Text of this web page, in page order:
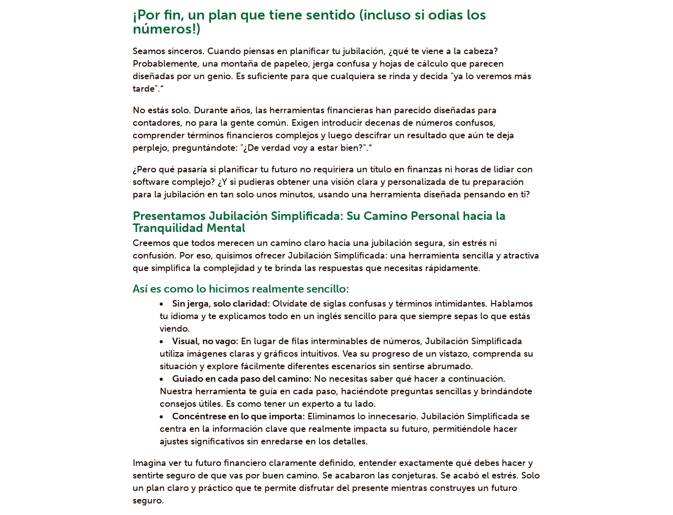
¡Por fin, un plan que tiene sentido (incluso si odias los
números!)
Seamos sinceros. Cuando piensas en planificar tu jubilación, ¿qué te viene a la cabeza?
Probablemente, una montaña de papeleo, jerga confusa y hojas de cálculo que parecen
diseñadas por un genio. Es suficiente para que cualquiera se rinda y decida "ya lo veremos más
tarde".“
No estás solo. Durante años, las herramientas financieras han parecido diseñadas para
contadores, no para la gente común. Exigen introducir decenas de números confusos,
comprender términos financieros complejos y luego descifrar un resultado que aún te deja
perplejo, preguntándote: "¿De verdad voy a estar bien?".“
¿Pero qué pasaría si planificar tu futuro no requiriera un título en finanzas ni horas de lidiar con
software complejo? ¿Y si pudieras obtener una visión clara y personalizada de tu preparación
para la jubilación en tan solo unos minutos, usando una herramienta diseñada pensando en ti?
Presentamos Jubilación Simplificada: Su Camino Personal hacia la
Tranquilidad Mental
Creemos que todos merecen un camino claro hacia una jubilación segura, sin estrés ni
confusión. Por eso, quisimos ofrecer Jubilación Simplificada: una herramienta sencilla y atractiva
que simplifica la complejidad y te brinda las respuestas que necesitas rápidamente.
Así es como lo hicimos realmente sencillo:
Sin jerga, solo claridad: Olvídate de siglas confusas y términos intimidantes. Hablamos
tu idioma y te explicamos todo en un inglés sencillo para que siempre sepas lo que estás
viendo.
Visual, no vago: En lugar de filas interminables de números, Jubilación Simplificada
utiliza imágenes claras y gráficos intuitivos. Vea su progreso de un vistazo, comprenda su
situación y explore fácilmente diferentes escenarios sin sentirse abrumado.
Guiado en cada paso del camino: No necesitas saber qué hacer a continuación.
Nuestra herramienta te guía en cada paso, haciéndote preguntas sencillas y brindándote
consejos útiles. Es como tener un experto a tu lado.
Concéntrese en lo que importa: Eliminamos lo innecesario. Jubilación Simplificada se
centra en la información clave que realmente impacta su futuro, permitiéndole hacer
ajustes significativos sin enredarse en los detalles.
Imagina ver tu futuro financiero claramente definido, entender exactamente qué debes hacer y
sentirte seguro de que vas por buen camino. Se acabaron las conjeturas. Se acabó el estrés. Solo
un plan claro y práctico que te permite disfrutar del presente mientras construyes un futuro
seguro.